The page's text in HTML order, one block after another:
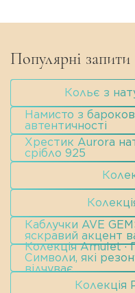
Популярні запити
Кольє з
Намисто з
автентичності
Хрестик Aurora
срібло 925
Каблучки AVE
яскравий акцент
Колекція Amulet ·
Символи, які
відчуває.
Колекція